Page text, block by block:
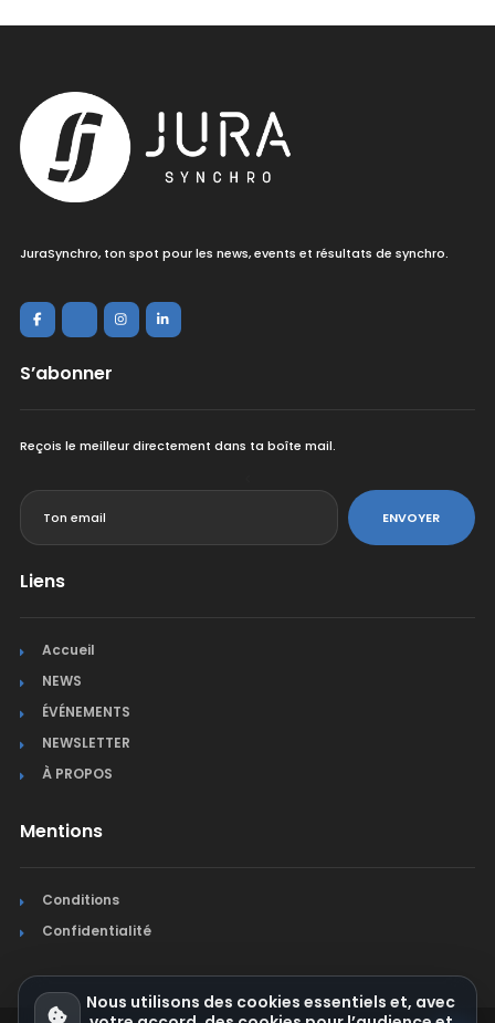
JuraSynchro, ton spot pour les news, events et résultats de synchro.
S’abonner
Reçois le meilleur directement dans ta boîte mail.
ENVOYER
Liens
Accueil
NEWS
ÉVÉNEMENTS
NEWSLETTER
À PROPOS
Mentions
Conditions
Confidentialité
Nous utilisons des cookies essentiels et, avec